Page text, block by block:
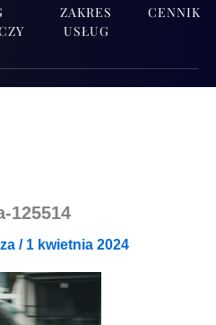
ZAKRES
USŁUG
CENNIK
125514
/ 1 kwietnia 2024